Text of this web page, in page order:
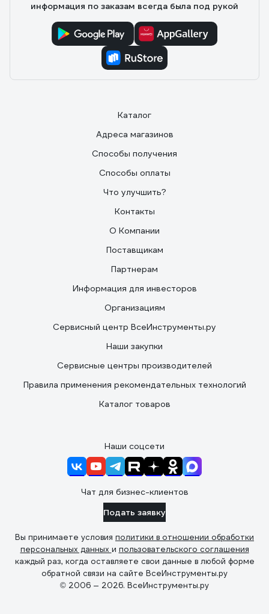
информация по заказам всегда была под рукой
Каталог
Адреса магазинов
Способы получения
Способы оплаты
Что улучшить?
Контакты
О Компании
Поставщикам
Партнерам
Информация для инвесторов
Организациям
Сервисный центр ВсеИнструменты.ру
Наши закупки
Сервисные центры производителей
Правила применения рекомендательных технологий
Каталог товаров
Наши соцсети
Чат для бизнес-клиентов
Подать заявку
Вы принимаете условия политики в отношении обработки
персональных данных и пользовательского соглашения
каждый раз, когда оставляете свои данные в любой форме
обратной связи на сайте ВсеИнструменты.ру
© 2006 — 2026. ВсеИнструменты.ру